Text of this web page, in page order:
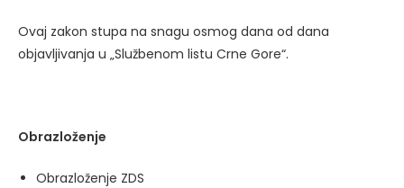
Ovaj zakon stupa na snagu osmog dana od dana
objavljivanja u „Službenom listu Crne Gore“.
Obrazloženje
Obrazloženje ZDS